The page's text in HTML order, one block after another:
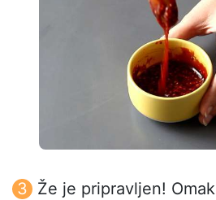
Že je pripravljen!